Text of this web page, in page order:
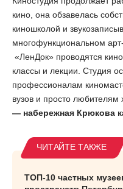
кино, она обзавелась
киношколой и
многофункциональном
«ЛенДок» проводятся
классы и лекции. Студия
профессионалам
вузов и просто любителям
— набережная Крюкова
ТОП-10 частных